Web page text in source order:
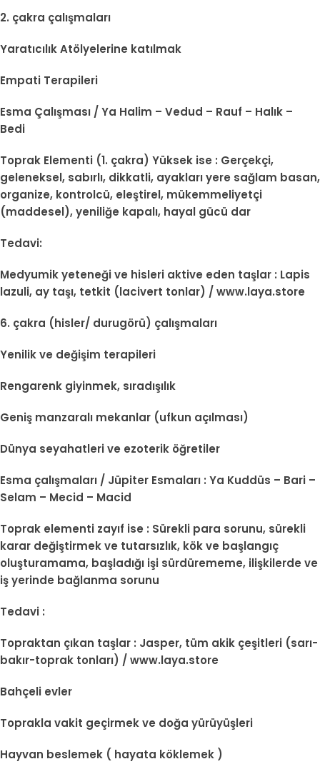
2. çakra çalışmaları
Yaratıcılık Atölyelerine katılmak
Empati Terapileri
Esma Çalışması / Ya Halim – Vedud – Rauf – Halık –
Bedi
Toprak Elementi (1. çakra) Yüksek ise : Gerçekçi,
geleneksel, sabırlı, dikkatli, ayakları yere sağlam basan,
organize, kontrolcü, eleştirel, mükemmeliyetçi
(maddesel), yeniliğe kapalı, hayal gücü dar
Tedavi:
Medyumik yeteneği ve hisleri aktive eden taşlar : Lapis
lazuli, ay taşı, tetkit (lacivert tonlar) / www.laya.store
6. çakra (hisler/ durugörü) çalışmaları
Yenilik ve değişim terapileri
Rengarenk giyinmek, sıradışılık
Geniş manzaralı mekanlar (ufkun açılması)
Dünya seyahatleri ve ezoterik öğretiler
Esma çalışmaları / Jüpiter Esmaları : Ya Kuddüs – Bari –
Selam – Mecid – Macid
Toprak elementi zayıf ise : Sürekli para sorunu, sürekli
karar değiştirmek ve tutarsızlık, kök ve başlangıç
oluşturamama, başladığı işi sürdürememe, ilişkilerde ve
iş yerinde bağlanma sorunu
Tedavi :
Topraktan çıkan taşlar : Jasper, tüm akik çeşitleri (sarı-
bakır-toprak tonları) / www.laya.store
Bahçeli evler
Toprakla vakit geçirmek ve doğa yürüyüşleri
Hayvan beslemek ( hayata köklemek )